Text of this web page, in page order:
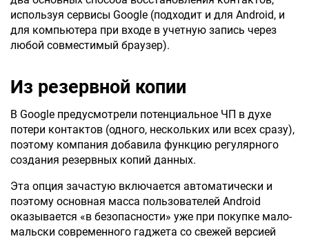
используя сервисы Google (подходит и для Android, и
для компьютера при входе в учетную запись через
любой совместимый браузер).
Из резервной копии
В Google предусмотрели потенциальное ЧП в духе
потери контактов (одного, нескольких или всех сразу),
поэтому компания добавила функцию регулярного
создания резервных копий данных.
Эта опция зачастую включается автоматически и
поэтому основная масса пользователей Android
оказывается «в безопасности» уже при покупке мало-
мальски современного гаджета со свежей версией